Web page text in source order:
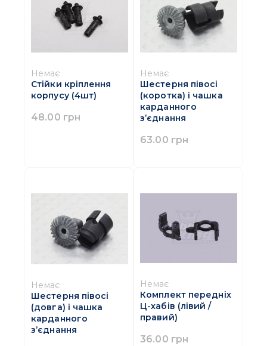
Немає
Стійки кріплення
корпусу (4шт)
48.00 грн
Немає
Шестерня півосі
(коротка) і чашка
карданного
з’єднання
63.00 грн
Немає
Шестерня півосі
(довга) і чашка
карданного
з’єднання
Немає
Комплект передніх
Ц-хабів (лівий /
правий)
36.00 грн